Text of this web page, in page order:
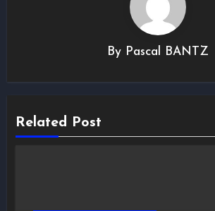
By Pascal BANTZ
Related Post